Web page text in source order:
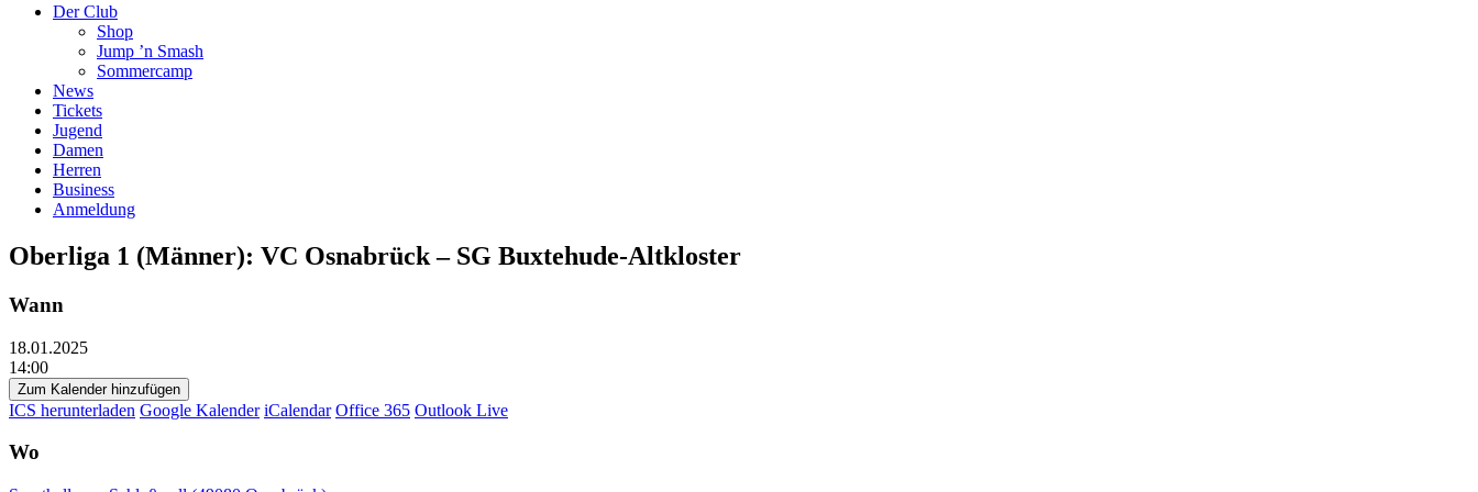
Der Club
Shop
Jump ’n Smash
Sommercamp
News
Tickets
Jugend
Damen
Herren
Business
Anmeldung
Oberliga 1 (Männer): VC Osnabrück – SG Buxtehude-Altkloster
Wann
18.01.2025
14:00
Zum Kalender hinzufügen
ICS herunterladen Google Kalender iCalendar Office 365 Outlook Live
Wo